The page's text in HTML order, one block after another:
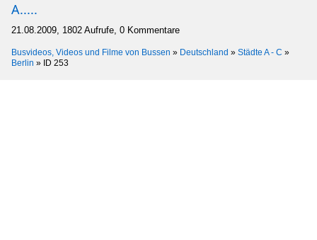
A.....
21.08.2009, 1802 Aufrufe, 0 Kommentare
Busvideos, Videos und Filme von Bussen » Deutschland » Städte A - C »
Berlin » ID 253